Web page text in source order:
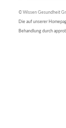
© Wissen Gesundheit
Die auf unserer
Behandlung durch